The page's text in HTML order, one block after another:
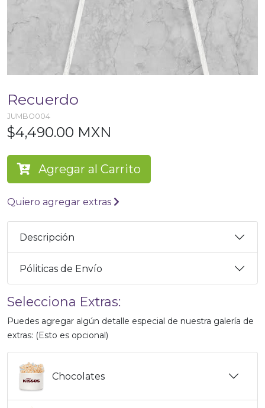
Recuerdo
JUMBO004
$4,490.00 MXN
Agregar al Carrito
Quiero agregar extras
Descripción
Póliticas de Envío
Selecciona Extras:
Puedes agregar algún detalle especial de nuestra galería de
extras: (Esto es opcional)
Chocolates